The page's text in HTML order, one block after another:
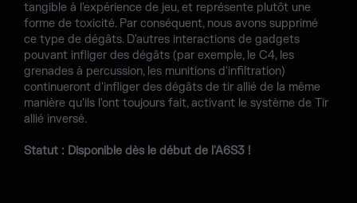
tangible à l'expérience de jeu, et représente plutôt une
forme de toxicité. Par conséquent, nous avons supprimé
ce type de dégâts. D'autres interactions de gadgets
pouvant infliger des dégâts (par exemple, le C4, les
grenades à percussion, les munitions d'infiltration)
continueront d'infliger des dégâts de tir allié de la même
manière qu'ils l'ont toujours fait, activant le système de Tir
allié inversé.
Statut : Disponible dès le début de l'A6S3 !